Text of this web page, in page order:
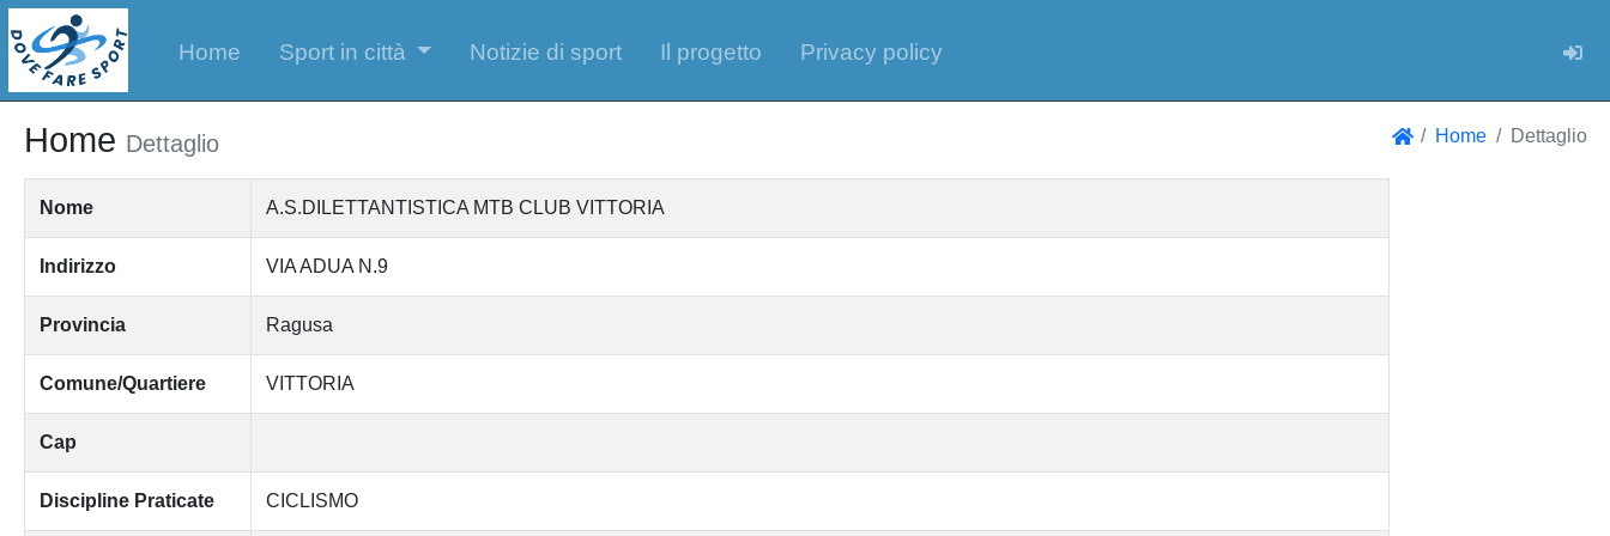
Home Sport in città Notizie di sport Il progetto Privacy policy
Home Dettaglio Home Dettaglio
Nome A.S.DILETTANTISTICA MTB CLUB VITTORIA
Indirizzo VIA ADUA N.9
Provincia Ragusa
Comune/Quartiere VITTORIA
Cap
Discipline Praticate CICLISMO